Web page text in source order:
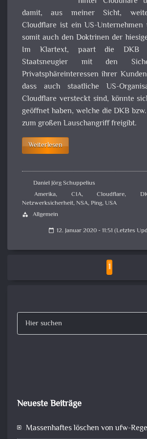
damit, aus meiner Sicht,
Cloudflare ist ein US-
somit auch den Doktrinen der
Im Klartext, paart die DKB
Staatsneugier mit den
Privatsphäreinteressen ihrer
dass auch staatliche US-
Cloudflare versteckt sind, könnte
geöffnet haben, welche die DKB
zum großen Lauschangriff freigibt.
Weiterlesen
Daniel Jörg Schuppelius
Amerika, CIA, Cloudflare,
Netzwerksicherheit,NSA,Ping,USA
category Allgemein
calendar_today 12. Januar 2020 - 11:51 (Letztes
1
Neueste Beiträge
Massenhaftes löschen von ufw-